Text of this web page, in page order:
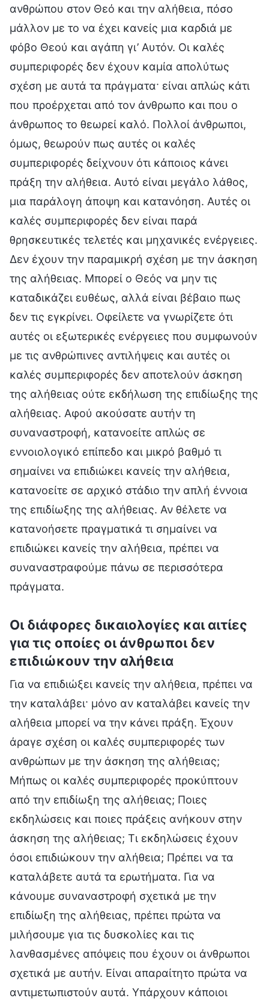
ανθρώπου στον Θεό και την αλήθεια, πόσο
μάλλον με το να έχει κανείς μια καρδιά με
φόβο Θεού και αγάπη γι’ Αυτόν. Οι καλές
συμπεριφορές δεν έχουν καμία απολύτως
σχέση με αυτά τα πράγματα· είναι απλώς κάτι
που προέρχεται από τον άνθρωπο και που ο
άνθρωπος το θεωρεί καλό. Πολλοί άνθρωποι,
όμως, θεωρούν πως αυτές οι καλές
συμπεριφορές δείχνουν ότι κάποιος κάνει
πράξη την αλήθεια. Αυτό είναι μεγάλο λάθος,
μια παράλογη άποψη και κατανόηση. Αυτές οι
καλές συμπεριφορές δεν είναι παρά
θρησκευτικές τελετές και μηχανικές ενέργειες.
Δεν έχουν την παραμικρή σχέση με την άσκηση
της αλήθειας. Μπορεί ο Θεός να μην τις
καταδικάζει ευθέως, αλλά είναι βέβαιο πως
δεν τις εγκρίνει. Οφείλετε να γνωρίζετε ότι
αυτές οι εξωτερικές ενέργειες που συμφωνούν
με τις ανθρώπινες αντιλήψεις και αυτές οι
καλές συμπεριφορές δεν αποτελούν άσκηση
της αλήθειας ούτε εκδήλωση της επιδίωξης της
αλήθειας. Αφού ακούσατε αυτήν τη
συναναστροφή, κατανοείτε απλώς σε
εννοιολογικό επίπεδο και μικρό βαθμό τι
σημαίνει να επιδιώκει κανείς την αλήθεια,
κατανοείτε σε αρχικό στάδιο την απλή έννοια
της επιδίωξης της αλήθειας. Αν θέλετε να
κατανοήσετε πραγματικά τι σημαίνει να
επιδιώκει κανείς την αλήθεια, πρέπει να
συναναστραφούμε πάνω σε περισσότερα
πράγματα.
Οι διάφορες δικαιολογίες και αιτίες
για τις οποίες οι άνθρωποι δεν
επιδιώκουν την αλήθεια
Για να επιδιώξει κανείς την αλήθεια, πρέπει να
την καταλάβει· μόνο αν καταλάβει κανείς την
αλήθεια μπορεί να την κάνει πράξη. Έχουν
άραγε σχέση οι καλές συμπεριφορές των
ανθρώπων με την άσκηση της αλήθειας;
Μήπως οι καλές συμπεριφορές προκύπτουν
από την επιδίωξη της αλήθειας; Ποιες
εκδηλώσεις και ποιες πράξεις ανήκουν στην
άσκηση της αλήθειας; Τι εκδηλώσεις έχουν
όσοι επιδιώκουν την αλήθεια; Πρέπει να τα
καταλάβετε αυτά τα ερωτήματα. Για να
κάνουμε συναναστροφή σχετικά με την
επιδίωξη της αλήθειας, πρέπει πρώτα να
μιλήσουμε για τις δυσκολίες και τις
λανθασμένες απόψεις που έχουν οι άνθρωποι
σχετικά με αυτήν. Είναι απαραίτητο πρώτα να
αντιμετωπιστούν αυτά. Υπάρχουν κάποιοι